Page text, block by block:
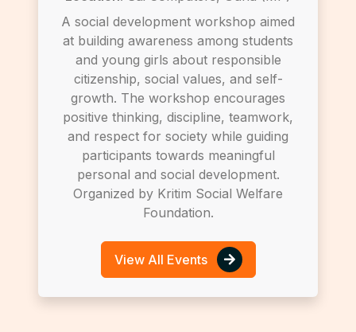
A social development workshop aimed
at building awareness among students
and young girls about responsible
citizenship, social values, and self-
growth. The workshop encourages
positive thinking, discipline, teamwork,
and respect for society while guiding
participants towards meaningful
personal and social development.
Organized by Kritim Social Welfare
Foundation.
View All Events